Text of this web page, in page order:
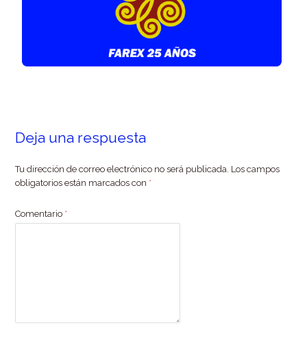
Deja una respuesta
Tu dirección de correo electrónico no será publicada. Los campos
obligatorios están marcados con *
Comentario *